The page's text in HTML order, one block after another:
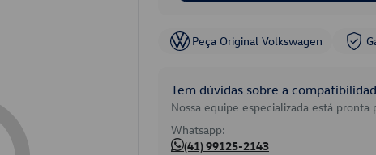
Peça Original Volkswagen
Tem dúvidas sobre a
Nossa equipe especializada está pronta
Whatsapp:
(41) 99125-2143